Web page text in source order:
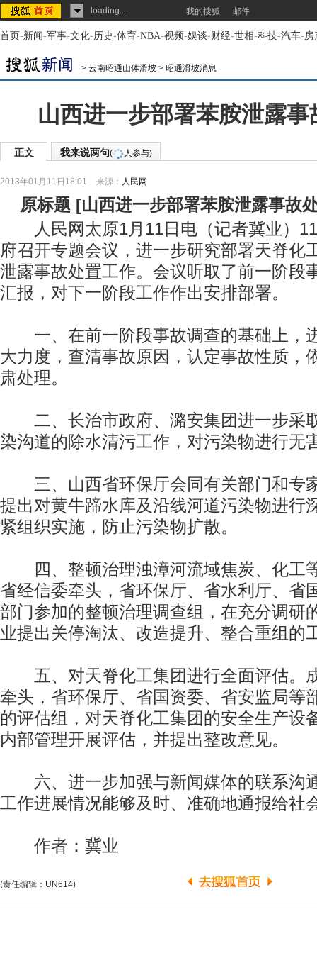
loading... 我的搜狐 邮件
首页-新闻-军事-文化-历史-体育-NBA-视频-娱谈-财经-世相-科技-汽车-房
> 云南昭通山体滑坡 > 昭通滑坡消息
山西进一步部署苯胺泄露事
正文 我来说两句( 人参与)
2013年01月11日18:01 来源： 人民网
原标题 [山西进一步部署苯胺泄露事故
人民网太原1月11日电（记者冀业）11
府召开专题会议，进一步研究部署天脊化
泄露事故处置工作。会议听取了前一阶段
汇报，对下一阶段工作作出安排部署。
一、在前一阶段事故调查的基础上，
大力度，查清事故原因，认定事故性质，
肃处理。
二、长治市政府、潞安集团进一步采
染沟道的除水清污工作，对污染物进行无
三、山西省环保厅会同有关部门和专
提出对黄牛蹄水库及沿线河道污染物进行
紧组织实施，防止污染物扩散。
四、整顿治理浊漳河流域焦炭、化工
省经信委牵头，省环保厅、省水利厅、省
部门参加的整顿治理调查组，在充分调研
业提出关停淘汰、改造提升、整合重组的
五、对天脊化工集团进行全面评估。
牵头，省环保厅、省国资委、省安监局等
的评估组，对天脊化工集团的安全生产设
内部管理开展评估，并提出整改意见。
六、进一步加强与新闻媒体的联系沟
工作进展情况能够及时、准确地通报给社
作者：冀业
(责任编辑：UN614)